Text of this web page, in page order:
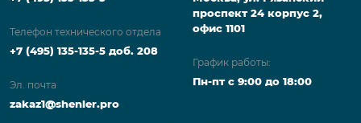
Телефон технического отдела
+7 (495) 135-135-5 доб. 208
Эл. почта
zakaz1@shenler.pro
проспект 24 корпус 2,
офис 1101
График работы:
Пн-пт с 9:00 до 18:00